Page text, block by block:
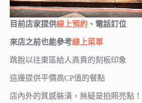
目前店家提供線上預約 、電話訂位
來店之前也能參考線上菜單
跳脫以往東區給人高貴的刻板印象
這邊提供平價高CP值的餐點
店內外的質感裝潢，無疑是拍照亮點！